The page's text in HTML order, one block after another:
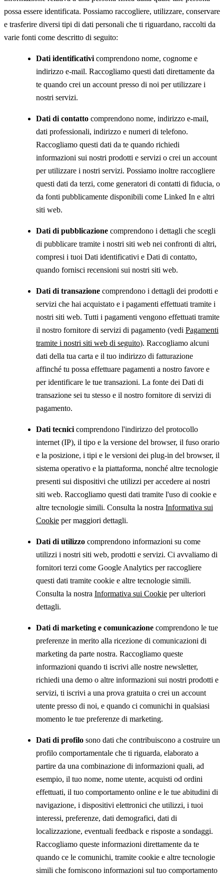
possa essere identificata. Possiamo raccogliere, utilizzare, conservare
e trasferire diversi tipi di dati personali che ti riguardano, raccolti da
varie fonti come descritto di seguito:
Dati identificativi comprendono nome, cognome e
indirizzo e-mail. Raccogliamo questi dati direttamente da
te quando crei un account presso di noi per utilizzare i
nostri servizi.
Dati di contatto comprendono nome, indirizzo e-mail,
dati professionali, indirizzo e numeri di telefono.
Raccogliamo questi dati da te quando richiedi
informazioni sui nostri prodotti e servizi o crei un account
per utilizzare i nostri servizi. Possiamo inoltre raccogliere
questi dati da terzi, come generatori di contatti di fiducia, o
da fonti pubblicamente disponibili come Linked In e altri
siti web.
Dati di pubblicazione comprendono i dettagli che scegli
di pubblicare tramite i nostri siti web nei confronti di altri,
compresi i tuoi Dati identificativi e Dati di contatto,
quando fornisci recensioni sui nostri siti web.
Dati di transazione comprendono i dettagli dei prodotti e
servizi che hai acquistato e i pagamenti effettuati tramite i
nostri siti web. Tutti i pagamenti vengono effettuati tramite
il nostro fornitore di servizi di pagamento (vedi Pagamenti
tramite i nostri siti web di seguito). Raccogliamo alcuni
dati della tua carta e il tuo indirizzo di fatturazione
affinché tu possa effettuare pagamenti a nostro favore e
per identificare le tue transazioni. La fonte dei Dati di
transazione sei tu stesso e il nostro fornitore di servizi di
pagamento.
Dati tecnici comprendono l'indirizzo del protocollo
internet (IP), il tipo e la versione del browser, il fuso orario
e la posizione, i tipi e le versioni dei plug-in del browser, il
sistema operativo e la piattaforma, nonché altre tecnologie
presenti sui dispositivi che utilizzi per accedere ai nostri
siti web. Raccogliamo questi dati tramite l'uso di cookie e
altre tecnologie simili. Consulta la nostra Informativa sui
Cookie per maggiori dettagli.
Dati di utilizzo comprendono informazioni su come
utilizzi i nostri siti web, prodotti e servizi. Ci avvaliamo di
fornitori terzi come Google Analytics per raccogliere
questi dati tramite cookie e altre tecnologie simili.
Consulta la nostra Informativa sui Cookie per ulteriori
dettagli.
Dati di marketing e comunicazione comprendono le tue
preferenze in merito alla ricezione di comunicazioni di
marketing da parte nostra. Raccogliamo queste
informazioni quando ti iscrivi alle nostre newsletter,
richiedi una demo o altre informazioni sui nostri prodotti e
servizi, ti iscrivi a una prova gratuita o crei un account
utente presso di noi, e quando ci comunichi in qualsiasi
momento le tue preferenze di marketing.
Dati di profilo sono dati che contribuiscono a costruire un
profilo comportamentale che ti riguarda, elaborato a
partire da una combinazione di informazioni quali, ad
esempio, il tuo nome, nome utente, acquisti od ordini
effettuati, il tuo comportamento online e le tue abitudini di
navigazione, i dispositivi elettronici che utilizzi, i tuoi
interessi, preferenze, dati demografici, dati di
localizzazione, eventuali feedback e risposte a sondaggi.
Raccogliamo queste informazioni direttamente da te
quando ce le comunichi, tramite cookie e altre tecnologie
simili che forniscono informazioni sul tuo comportamento